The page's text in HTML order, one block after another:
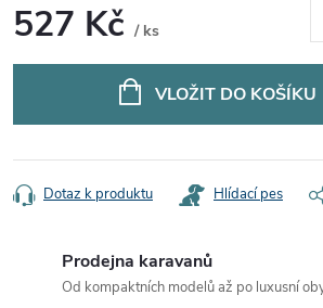
527 Kč / ks
VLOŽIT DO KOŠÍKU
Dotaz k produktu Hlídací pes
Prodejna karavanů
Od kompaktních modelů až po luxusní